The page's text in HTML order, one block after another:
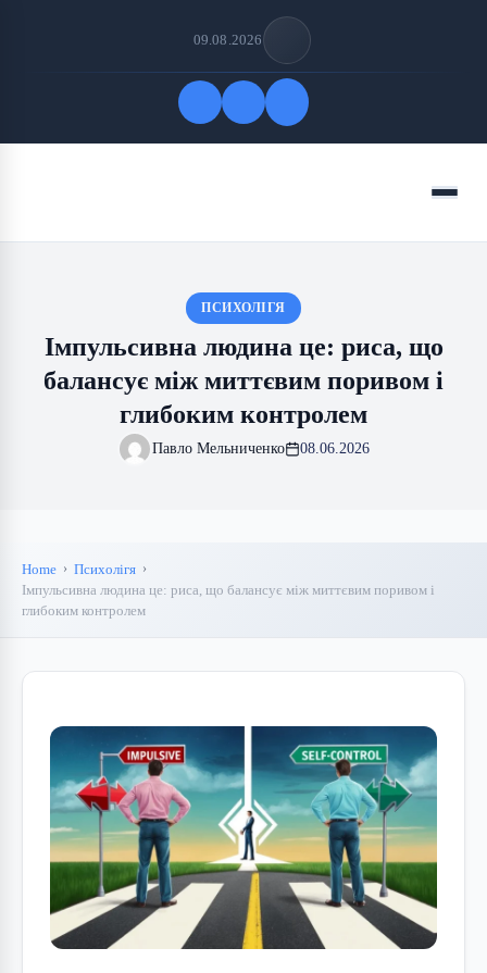
09.08.2026
Menu
ПСИХОЛІГЯ
Імпульсивна людина це: риса, що
балансує між миттєвим поривом і
глибоким контролем
Павло Мельниченко 08.06.2026
Home
Психолігя
Імпульсивна людина це: риса, що балансує між миттєвим поривом і
глибоким контролем